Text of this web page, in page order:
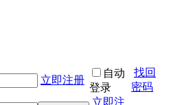
立即注册
自动
登录
找回
密码
立即注